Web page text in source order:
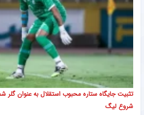
تثبیت جایگاه ستاره محبوب استقلال به عنوان گلر
شروع لیگ